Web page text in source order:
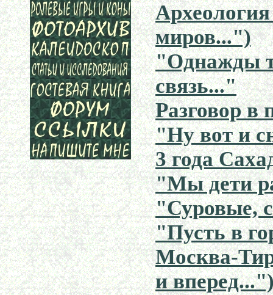
миров...")
"Однажды
связь..."
Разговор в
"Ну вот и
3 года
"Мы дети
"Суровые,
"Пусть в
Москва-
и